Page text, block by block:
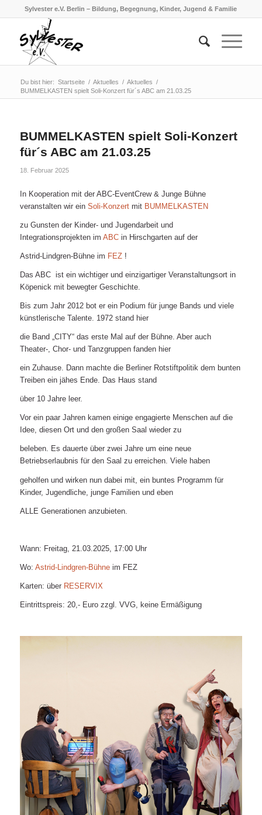
Sylvester e.V. Berlin – Bildung, Begegnung, Kinder, Jugend & Familie
Du bist hier: Startseite / Aktuelles / Aktuelles /
BUMMELKASTEN spielt Soli-Konzert für´s ABC am 21.03.25
BUMMELKASTEN spielt Soli-Konzert
für´s ABC am 21.03.25
18. Februar 2025
In Kooperation mit der ABC-EventCrew & Junge Bühne
veranstalten wir ein Soli-Konzertmit BUMMELKASTEN
zu Gunsten der Kinder- und Jugendarbeit und
Integrationsprojekten im ABCin Hirschgarten auf der
Astrid-Lindgren-Bühne im FEZ !
Das ABC ist ein wichtiger und einzigartiger Veranstaltungsort in
Köpenick mit bewegter Geschichte.
Bis zum Jahr 2012 bot er ein Podium für junge Bands und viele
künstlerische Talente. 1972 stand hier
die Band „CITY“ das erste Mal auf der Bühne. Aber auch
Theater-, Chor- und Tanzgruppen fanden hier
ein Zuhause. Dann machte die Berliner Rotstiftpolitik dem bunten
Treiben ein jähes Ende. Das Haus stand
über 10 Jahre leer.
Vor ein paar Jahren kamen einige engagierte Menschen auf die
Idee, diesen Ort und den großen Saal wieder zu
beleben. Es dauerte über zwei Jahre um eine neue
Betriebserlaubnis für den Saal zu erreichen. Viele haben
geholfen und wirken nun dabei mit, ein buntes Programm für
Kinder, Jugendliche, junge Familien und eben
ALLE Generationen anzubieten.
Wann: Freitag, 21.03.2025, 17:00 Uhr
Wo: Astrid-Lindgren-Bühne im FEZ
Karten: über RESERVIX
Eintrittspreis: 20,- Euro zzgl. VVG, keine Ermäßigung